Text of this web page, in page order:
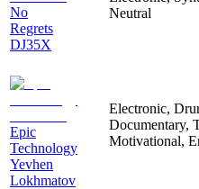
No
Regrets
DJ35X
Neutral
Epic
Technology
Yevhen
Lokhmatov
Electronic,
Documentary,
Motivational,